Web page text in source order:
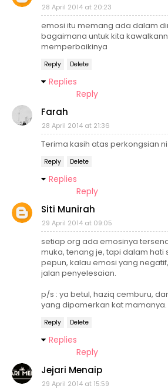
28 April 2014 at 20:23
emosi itu memang ada dalam
bagaimana untuk kita
memperbaikinya
Reply Delete
Replies
Reply
Farah
28 April 2014 at 21:36
Terima kasih atas perkongsian
Reply Delete
Replies
Reply
Siti Munirah
29 April 2014 at 09:05
setiap org ada emosinya
muka, tenang je, tapi dalam hati
pepun, kalau emosi yang
jalan penyelesaian.
p/s : ya betul, haziq cemburu,
yang dipamerkan kat mamanya.
Reply Delete
Replies
Reply
Jejari Menaip
29 April 2014 at 15:59